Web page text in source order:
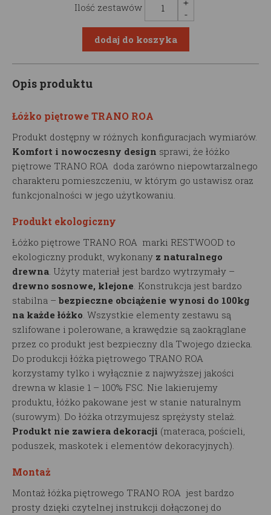
Ilość zestawów
Opis produktu
Łóżko piętrowe TRANO ROA
Produkt dostępny w różnych konfiguracjach wymiarów.
Komfort i nowoczesny design sprawi, że łóżko
piętrowe TRANO ROA doda zarówno niepowtarzalnego
charakteru pomieszczeniu, w którym go ustawisz oraz
funkcjonalności w jego użytkowaniu.
Produkt ekologiczny
Łóżko piętrowe TRANO ROA marki RESTWOOD to
ekologiczny produkt, wykonany z naturalnego
drewna. Użyty materiał jest bardzo wytrzymały –
drewno sosnowe, klejone. Konstrukcja jest bardzo
stabilna – bezpieczne obciążenie wynosi do 100kg
na każde łóżko. Wszystkie elementy zestawu są
szlifowane i polerowane, a krawędzie są zaokrąglane
przez co produkt jest bezpieczny dla Twojego dziecka.
Do produkcji łóżka piętrowego TRANO ROA
korzystamy tylko i wyłącznie z najwyższej jakości
drewna w klasie 1 – 100% FSC. Nie lakierujemy
produktu, łóżko pakowane jest w stanie naturalnym
(surowym). Do łóżka otrzymujesz sprężysty stelaż.
Produkt nie zawiera dekoracji (materaca, pościeli,
poduszek, maskotek i elementów dekoracyjnych).
Montaż
Montaż łóżka piętrowego TRANO ROA jest bardzo
prosty dzięki czytelnej instrukcji dołączonej do